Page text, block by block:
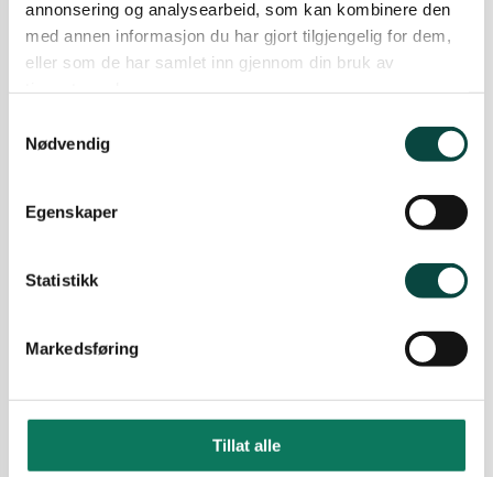
annonsering og analysearbeid, som kan kombinere den
med annen informasjon du har gjort tilgjengelig for dem,
eller som de har samlet inn gjennom din bruk av
Nødvendig
Egenskaper
Statistikk
Markedsføring
Tillat alle
Telemark
Uttalelser
Klage levert til ESA
Naturvernforbundet i Telemark har sendt en
seneste utviklingene i Bunestoppen-saken. NNV
Telemark og Grenland har levert en klage til ESA
distriktsdepartementet. Her er meldingen.
På en kalkrik høyde over Stathelle finnes det en
nabolag og infrastruktur. Nå vil Bamble